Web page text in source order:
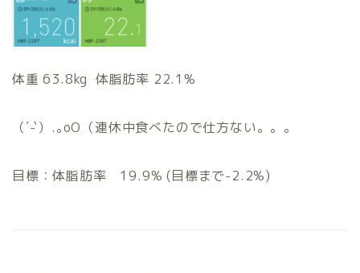
体重 63.8kg 体脂肪率 22.1%
（´-`）.｡oO（連休中食べたので仕方ない。。。
目標：体脂肪率 19.9% (目標まで-2.2%)